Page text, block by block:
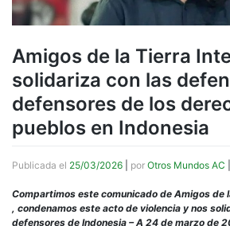
Amigos de la Tierra
solidariza con las
defensores de los
pueblos en Indonesia
Publicada el 25/03/2026 por Otros Mundos AC
Compartimos este comunicado de Amigos de
, condenamos este acto de violencia y nos
defensores de Indonesia – A 24 de marzo de